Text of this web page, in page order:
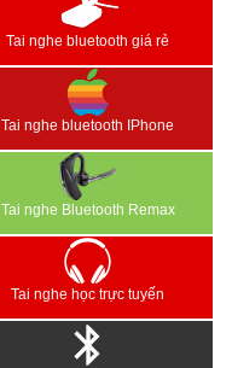
Tai nghe bluetooth giá rẻ
Tai nghe bluetooth IPhone
Tai nghe Bluetooth Remax
Tai nghe học trực tuyến